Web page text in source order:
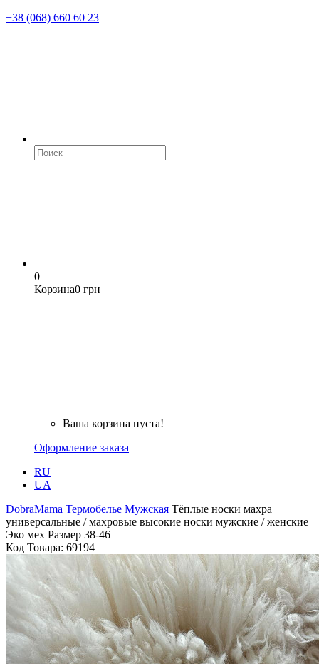
+38 (068) 660 60 23
0
Корзина0 грн
Ваша корзина пуста!
Оформление заказа
RU
UA
DobraMama Термобелье Мужская Тёплые носки махра
универсальные / махровые высокие носки мужские / женские
Эко мех Размер 38-46
Код Товара: 69194